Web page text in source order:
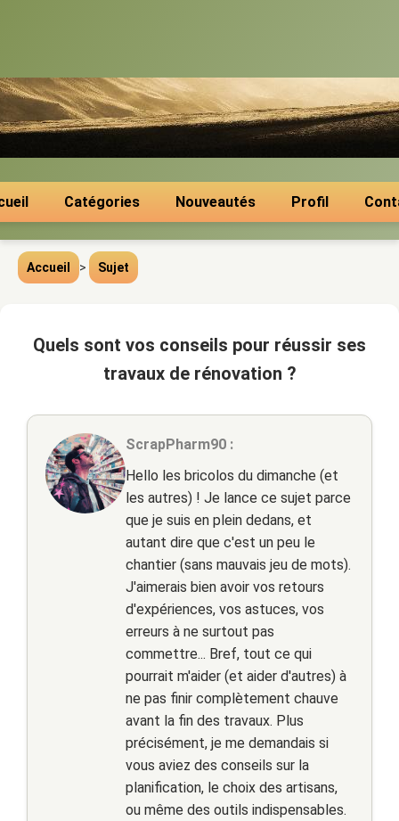
Catégories Nouveautés Profil
Accueil > Sujet
Quels sont vos conseils pour réussir ses
travaux de rénovation ?
ScrapPharm90 :
Hello les bricolos du dimanche (et
les autres) ! Je lance ce sujet parce
que je suis en plein dedans, et
autant dire que c'est un peu le
chantier (sans mauvais jeu de mots).
J'aimerais bien avoir vos retours
d'expériences, vos astuces, vos
erreurs à ne surtout pas
commettre... Bref, tout ce qui
pourrait m'aider (et aider d'autres) à
ne pas finir complètement chauve
avant la fin des travaux. Plus
précisément, je me demandais si
vous aviez des conseils sur la
planification, le choix des artisans,
ou même des outils indispensables.